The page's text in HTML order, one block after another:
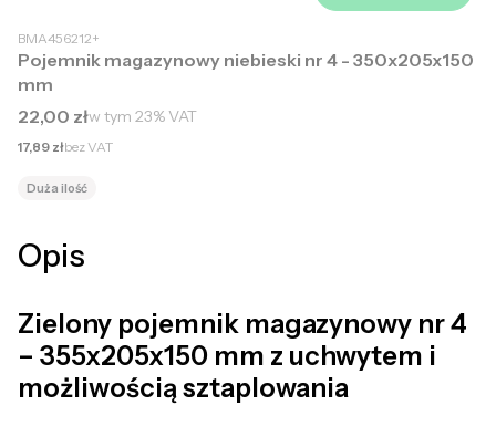
BMA456212+
Pojemnik magazynowy niebieski nr 4 - 350x205x150
mm
Cena brutto
22,00 złw tym 23%VAT
Cena netto
17,89 złbez VAT
Duża ilość
Opis
Zielony pojemnik magazynowy nr 4
– 355x205x150 mm z uchwytem i
możliwością sztaplowania